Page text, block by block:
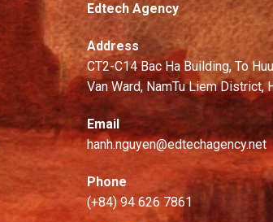
Edtech Agency
Address
CT2-C14 Bac Ha Building, To
Van Ward, NamTu Liem District,
Email
hanh.nguyen@edtechagency.net
Phone
(+84) 94 626 7861